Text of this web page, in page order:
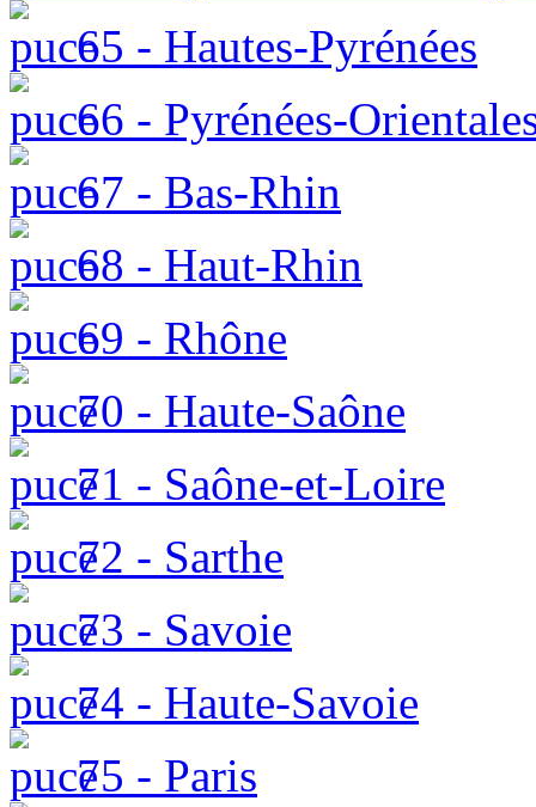
65 - Hautes-Pyrénées
66 - Pyrénées-
67 - Bas-Rhin
68 - Haut-Rhin
69 - Rhône
70 - Haute-Saône
71 - Saône-et-Loire
72 - Sarthe
73 - Savoie
74 - Haute-Savoie
75 - Paris